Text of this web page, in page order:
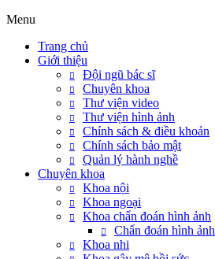
Menu
Trang chủ
Giới thiệu
Đội ngũ bác sĩ
Chuyên khoa
Thư viện video
Thư viện hình ảnh
Chính sách & điều khoản
Chính sách bảo mật
Quản lý hành nghề
Chuyên khoa
Khoa nội
Khoa ngoại
Khoa chẩn đoán hình ảnh
Chẩn đoán hình ảnh
Khoa nhi